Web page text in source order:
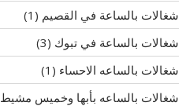
شغالات بالساعة في القصيم (1)
شغالات بالساعة في تبوك (3)
شغالات بالساعه الاحساء (1)
شغالات بالساعه بأبها وخميس مشيط